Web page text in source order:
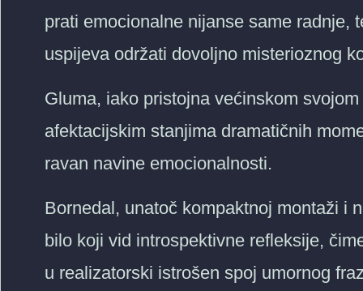
prati emocionalne nijanse same radnje,
uspijeva održati dovoljno misterioznog
Gluma, iako pristojna većinskom
afektacijskim stanjima dramatičnih
ravan navine emocionalnosti.
Bornedal, unatoč kompaktnoj montaži i
bilo koji vid introspektivne refleksije,
u realizatorski istrošen spoj umornog